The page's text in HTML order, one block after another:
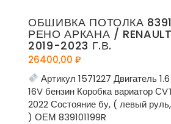
ОБШИВКА ПОТОЛКА
РЕНО АРКАНА / RENAULT
2019-2023 Г.В.
26400,00 ₽
Артикул 1571227 Двигатель
16V бензин Коробка вариатор
2022 Состояние бу, ( левый
) ОЕМ 839101199R